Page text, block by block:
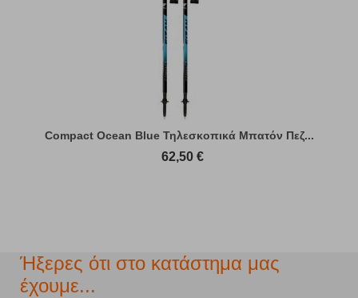
Compact Ocean Blue Τηλεσκοπικά Μπατόν Πεζ...
62,50 €
Ήξερες ότι στο κατάστημα μας
έχουμε...